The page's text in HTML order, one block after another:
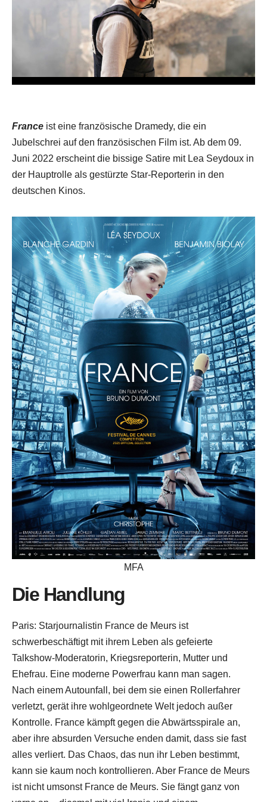
France ist eine französische Dramedy, die ein
Jubelschrei auf den französischen Film ist. Ab dem 09.
Juni 2022 erscheint die bissige Satire mit Lea Seydoux in
der Hauptrolle als gestürzte Star-Reporterin in den
deutschen Kinos.
MFA
Die Handlung
Paris: Starjournalistin France de Meurs ist
schwerbeschäftigt mit ihrem Leben als gefeierte
Talkshow-Moderatorin, Kriegsreporterin, Mutter und
Ehefrau. Eine moderne Powerfrau kann man sagen.
Nach einem Autounfall, bei dem sie einen Rollerfahrer
verletzt, gerät ihre wohlgeordnete Welt jedoch außer
Kontrolle. France kämpft gegen die Abwärtsspirale an,
aber ihre absurden Versuche enden damit, dass sie fast
alles verliert. Das Chaos, das nun ihr Leben bestimmt,
kann sie kaum noch kontrollieren. Aber France de Meurs
ist nicht umsonst France de Meurs. Sie fängt ganz von